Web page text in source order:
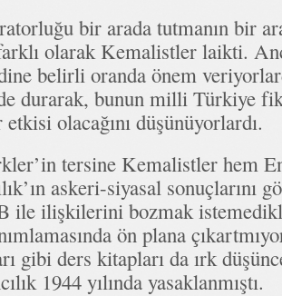
bir arada tutmanın bir
olarak Kemalistler laikti.
belirli oranda önem
durarak, bunun milli Türkiye
olacağını düşünüyorlardı.
tersine Kemalistler hem
askeri-siyasal sonuçlarını
ile ilişkilerini bozmak
ön plana
gibi ders kitapları da ırk
1944 yılında yasaklanmıştı.